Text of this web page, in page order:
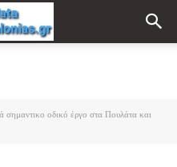
σημαντικο οδικό έργο στα Πουλάτα και